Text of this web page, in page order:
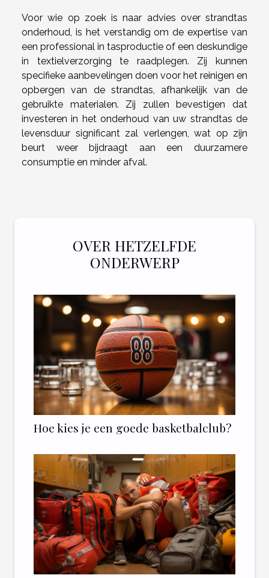
Voor wie op zoek is naar advies over strandtas
onderhoud, is het verstandig om de expertise van
een professional in tasproductie of een deskundige
in textielverzorging te raadplegen. Zij kunnen
specifieke aanbevelingen doen voor het reinigen en
opbergen van de strandtas, afhankelijk van de
gebruikte materialen. Zij zullen bevestigen dat
investeren in het onderhoud van uw strandtas de
levensduur significant zal verlengen, wat op zijn
beurt weer bijdraagt aan een duurzamere
consumptie en minder afval.
OVER HETZELFDE
ONDERWERP
Hoe kies je een goede basketbalclub?